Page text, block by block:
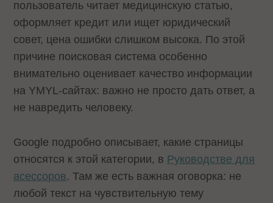
пользователь читает медицинскую статью,
оформляет кредит или ищет юридический
совет, цена ошибки слишком высока. По этой
причине поисковая система особенно
внимательно оценивает качество информации
на YMYL-сайтах: важно не просто дать ответ, а
не навредить человеку.
Google подробно описывает, какие страницы
относятся к этой категории, в Руководстве для
асессоров. Там же есть важная оговорка: не
любой текст на чувствительную тему